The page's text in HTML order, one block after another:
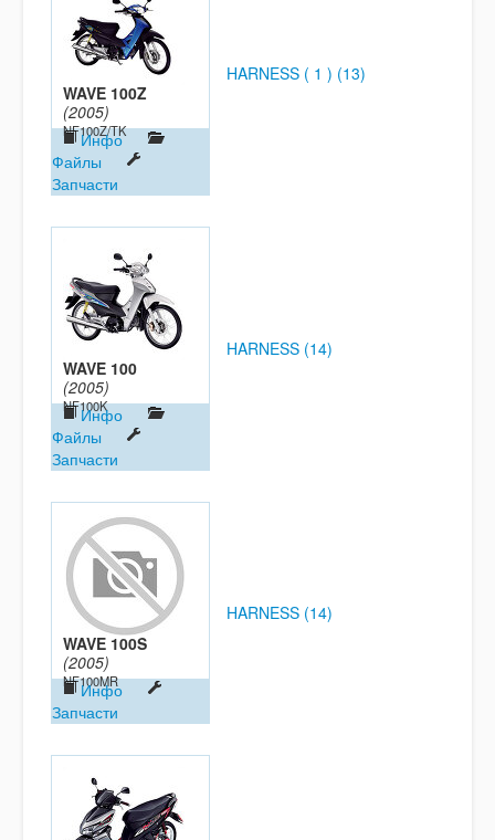
WAVE 100Z
(2005)
NF100Z/TK
Инфо
Файлы
Запчасти
HARNESS ( 1 ) (13)
WAVE 100
(2005)
NF100K
Инфо
Файлы
Запчасти
HARNESS (14)
WAVE 100S
(2005)
NF100MR
Инфо
Запчасти
HARNESS (14)